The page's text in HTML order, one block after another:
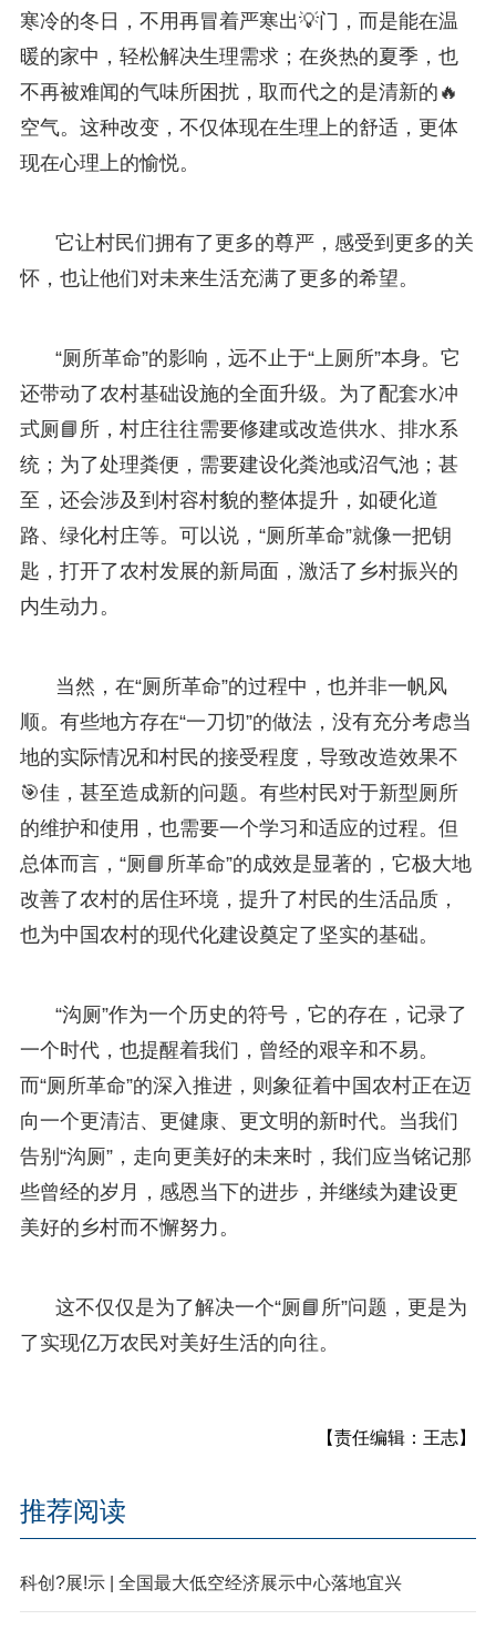
寒冷的冬日，不用再冒着严寒出💡门，而是能在温
暖的家中，轻松解决生理需求；在炎热的夏季，也
不再被难闻的气味所困扰，取而代之的是清新的🔥
空气。这种改变，不仅体现在生理上的舒适，更体
现在心理上的愉悦。
它让村民们拥有了更多的尊严，感受到更多的关
怀，也让他们对未来生活充满了更多的希望。
“厕所革命”的影响，远不止于“上厕所”本身。它
还带动了农村基础设施的全面升级。为了配套水冲
式厕📘所，村庄往往需要修建或改造供水、排水系
统；为了处理粪便，需要建设化粪池或沼气池；甚
至，还会涉及到村容村貌的整体提升，如硬化道
路、绿化村庄等。可以说，“厕所革命”就像一把钥
匙，打开了农村发展的新局面，激活了乡村振兴的
内生动力。
当然，在“厕所革命”的过程中，也并非一帆风
顺。有些地方存在“一刀切”的做法，没有充分考虑当
地的实际情况和村民的接受程度，导致改造效果不
🎯佳，甚至造成新的问题。有些村民对于新型厕所
的维护和使用，也需要一个学习和适应的过程。但
总体而言，“厕📘所革命”的成效是显著的，它极大地
改善了农村的居住环境，提升了村民的生活品质，
也为中国农村的现代化建设奠定了坚实的基础。
“沟厕”作为一个历史的符号，它的存在，记录了
一个时代，也提醒着我们，曾经的艰辛和不易。
而“厕所革命”的深入推进，则象征着中国农村正在迈
向一个更清洁、更健康、更文明的新时代。当我们
告别“沟厕”，走向更美好的未来时，我们应当铭记那
些曾经的岁月，感恩当下的进步，并继续为建设更
美好的乡村而不懈努力。
这不仅仅是为了解决一个“厕📘所”问题，更是为
了实现亿万农民对美好生活的向往。
【责任编辑：王志】
推荐阅读
科创?展!示 | 全国最大低空经济展示中心落地宜兴